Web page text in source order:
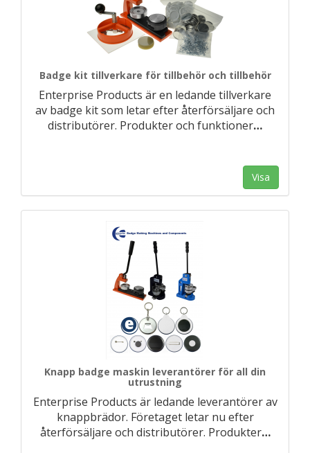
Badge kit tillverkare för tillbehör och tillbehör
Enterprise Products är en ledande tillverkare
av badge kit som letar efter återförsäljare och
distributörer. Produkter och funktioner…
Visa
Knapp badge maskin leverantörer för all din
utrustning
Enterprise Products är ledande leverantörer av
knappbrädor. Företaget letar nu efter
återförsäljare och distributörer. Produkter…